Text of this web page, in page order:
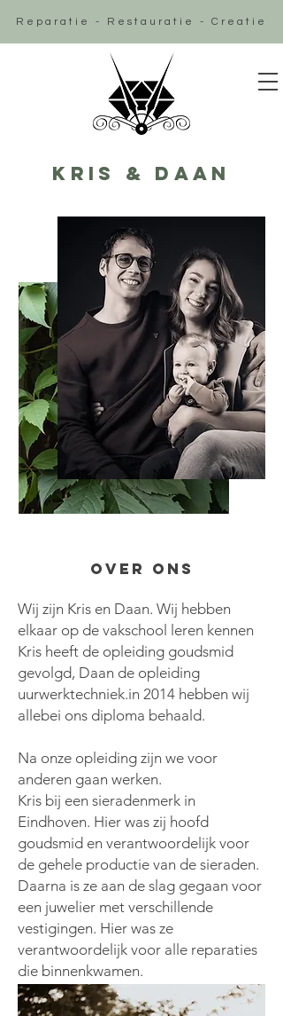
Reparatie - Restauratie - Creatie
Kris & Daan
Over ons
Wij zijn Kris en Daan. Wij hebben
elkaar op de vakschool leren kennen
Kris heeft de opleiding goudsmid
gevolgd, Daan de opleiding
uurwerktechniek.in 2014 hebben wij
allebei ons diploma behaald.
Na onze opleiding zijn we voor
anderen gaan werken.
Kris bij een sieradenmerk in
Eindhoven. Hier was zij hoofd
goudsmid en verantwoordelijk voor
de gehele productie van de sieraden.
Daarna is ze aan de slag gegaan voor
een juwelier met verschillende
vestigingen. Hier was ze
verantwoordelijk voor alle reparaties
die binnenkwamen.